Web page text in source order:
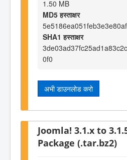
1.50 MB
MD5 हस्ताक्षर
SHA1 हस्ताक्षर
0f0
अभी डाउनलोड करो
Joomla! 3.1.x to
Package (.tar.bz2)